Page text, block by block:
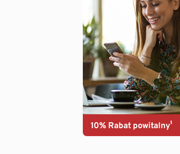
10% Rabat powitalny¹